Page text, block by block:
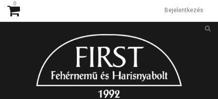
Bejelentkezés
0